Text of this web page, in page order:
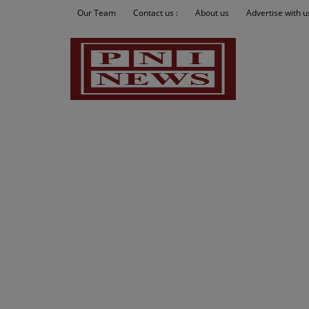
Our Team Contact us : About us Advertise with